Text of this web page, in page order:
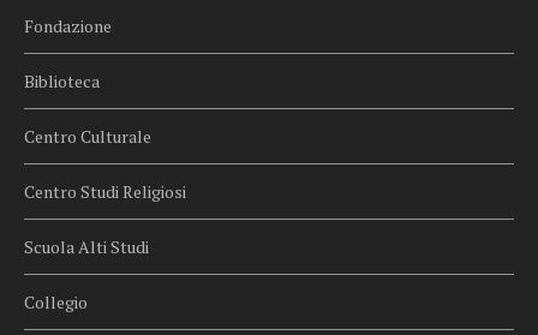
Fondazione
Biblioteca
Centro Culturale
Centro Studi Religiosi
Scuola Alti Studi
Collegio